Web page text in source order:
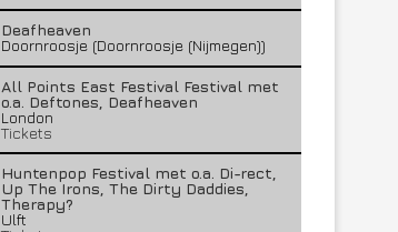
Deafheaven
Doornroosje (Doornroosje (Nijmegen))
All Points East Festival Festival met
o.a. Deftones, Deafheaven
London
Tickets
Huntenpop Festival met o.a. Di-rect,
Up The Irons, The Dirty Daddies,
Therapy?
Ulft